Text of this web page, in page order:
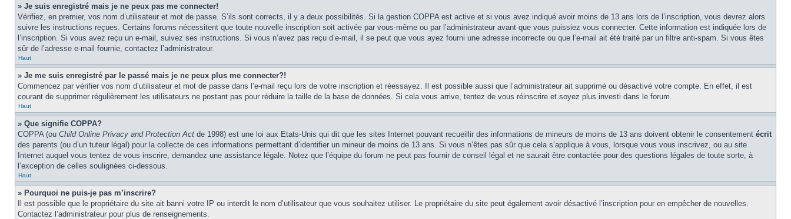
» Je suis enregistré mais je ne peux pas me connecter!
Vérifiez, en premier, vos nom d’utilisateur et mot de passe. S’ils sont corrects, il y a deux possibilités. Si la gestion COPPA est active et si vous avez indiqué avoir moins de 13 ans lors de l’inscription, vous devrez alors
suivre les instructions reçues. Certains forums nécessitent que toute nouvelle inscription soit activée par vous-même ou par l’administrateur avant que vous puissiez vous connecter. Cette information est indiquée lors de
l’inscription. Si vous avez reçu un e-mail, suivez ses instructions. Si vous n’avez pas reçu d’e-mail, il se peut que vous ayez fourni une adresse incorrecte ou que l’e-mail ait été traité par un filtre anti-spam. Si vous êtes
sûr de l’adresse e-mail fournie, contactez l’administrateur.
Haut
» Je me suis enregistré par le passé mais je ne peux plus me connecter?!
Commencez par vérifier vos nom d’utilisateur et mot de passe dans l’e-mail reçu lors de votre inscription et réessayez. Il est possible aussi que l’administrateur ait supprimé ou désactivé votre compte. En effet, il est
courant de supprimer régulièrement les utilisateurs ne postant pas pour réduire la taille de la base de données. Si cela vous arrive, tentez de vous réinscrire et soyez plus investi dans le forum.
Haut
» Que signifie COPPA?
COPPA (ou Child Online Privacy and Protection Act de 1998) est une loi aux Etats-Unis qui dit que les sites Internet pouvant recueillir des informations de mineurs de moins de 13 ans doivent obtenir le consentement écrit
des parents (ou d’un tuteur légal) pour la collecte de ces informations permettant d’identifier un mineur de moins de 13 ans. Si vous n’êtes pas sûr que cela s’applique à vous, lorsque vous vous inscrivez, ou au site
Internet auquel vous tentez de vous inscrire, demandez une assistance légale. Notez que l’équipe du forum ne peut pas fournir de conseil légal et ne saurait être contactée pour des questions légales de toute sorte, à
l’exception de celles soulignées ci-dessous.
Haut
» Pourquoi ne puis-je pas m’inscrire?
Il est possible que le propriétaire du site ait banni votre IP ou interdit le nom d’utilisateur que vous souhaitez utiliser. Le propriétaire du site peut également avoir désactivé l’inscription pour en empêcher de nouvelles.
Contactez l’administrateur pour plus de renseignements.